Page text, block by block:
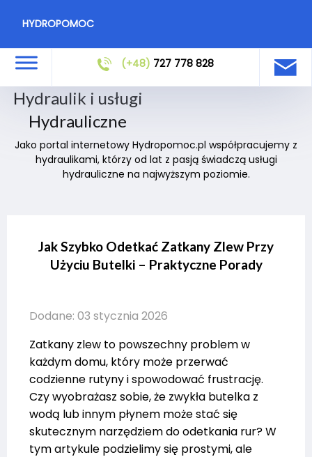
HYDROPOMOC
(+48) 727 778 828
Hydraulik i usługi
Hydrauliczne
Jako portal internetowy Hydropomoc.pl współpracujemy z
hydraulikami, którzy od lat z pasją świadczą usługi
hydrauliczne na najwyższym poziomie.
Jak Szybko Odetkać Zatkany Zlew Przy
Użyciu Butelki – Praktyczne Porady
Dodane: 03 stycznia 2026
Zatkany zlew to powszechny problem w
każdym domu, który może przerwać
codzienne rutyny i spowodować frustrację.
Czy wyobrażasz sobie, że zwykła butelka z
wodą lub innym płynem może stać się
skutecznym narzędziem do odetkania rur? W
tym artykule podzielimy się prostymi, ale